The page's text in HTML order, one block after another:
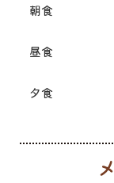
朝食
昼食
夕食